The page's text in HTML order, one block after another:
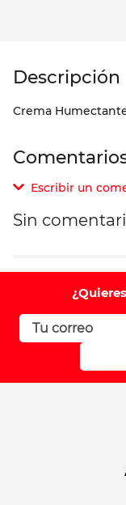
Crema
Escribir un
Comentario
Califique el
Correo
Sin